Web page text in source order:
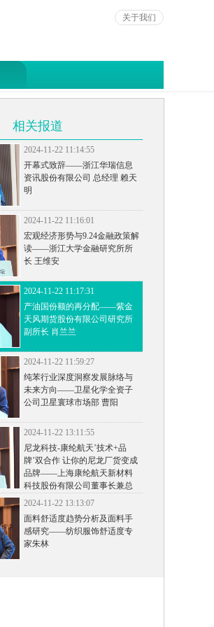
关于我们
相关报道
2024-11-22 11:14:55
开幕式致辞——浙江华瑞信息
资讯股份有限公司 总经理 赖天
明
2024-11-22 11:16:01
宏观经济形势与9.24金融政策解
读——浙江大学金融研究所所
长 王维安
2024-11-22 11:17:31
产油国份额的再分配——紫金
天风期货股份有限公司研究所
副所长 肖兰兰
2024-11-22 11:59:27
纯苯行业深度洞察发展脉络与
未来方向——卫星化学全资子
公司卫星寰球市场部 曹阳
2024-11-22 13:11:55
尼龙科技-康纶航天’技术+品
牌’双合作 让你的尼龙厂货变成
品牌——上海康纶航天新材料
科技股份有限公司董事长兼总
2024-11-22 13:13:07
面料舒适度趋势分析及面料手
感研究——纺织服饰舒适度专
家朱林